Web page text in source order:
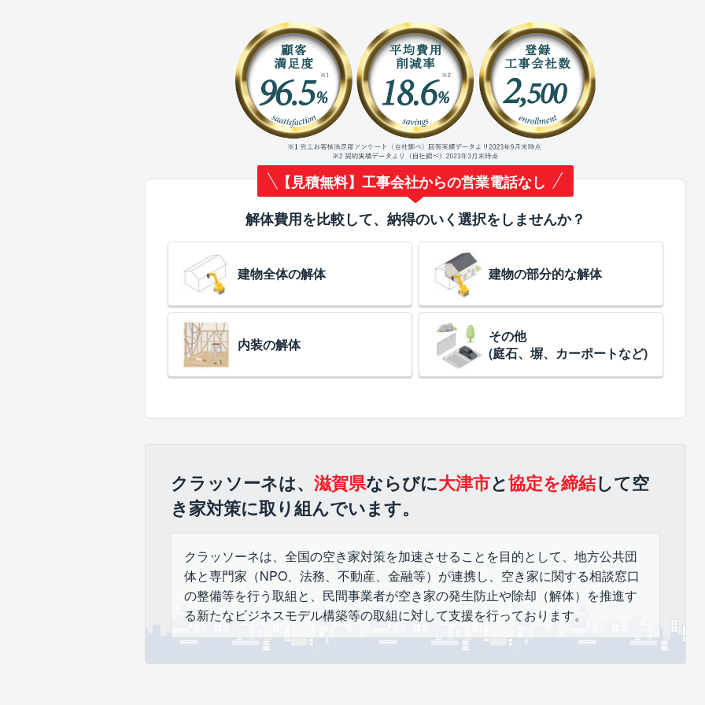
【見積無料】工事会社からの営業電話なし
解体費用を比較して、納得のいく選択をしませんか？
建物全体の解体 建物の部分的な解体
内装の解体
その他
(庭石、塀、カーポートなど)
クラッソーネは、 滋賀県ならびに大津市と協定を締結して空
き家対策に取り組んでいます。
クラッソーネは、全国の空き家対策を加速させることを目的として、地方公共団
体と専門家（NPO、法務、不動産、金融等）が連携し、空き家に関する相談窓口
の整備等を行う取組と、民間事業者が空き家の発生防止や除却（解体）を推進す
る新たなビジネスモデル構築等の取組に対して支援を行っております。